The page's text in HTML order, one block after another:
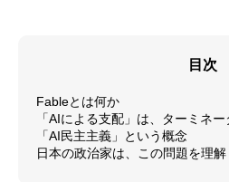
目次
Fableとは何か
「AIによる支配」は、ターミネ
「AI民主主義」という概念
日本の政治家は、この問題を理